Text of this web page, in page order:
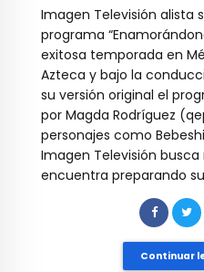
Imagen Televisión alista
programa
exitosa temporada en
Azteca y bajo la
su versión original el
por Magda Rodríguez
personajes como
Imagen Televisión
encuentra preparando
Continuar